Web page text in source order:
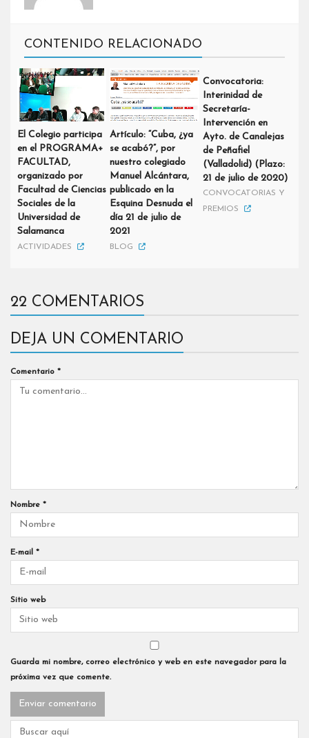
CONTENIDO RELACIONADO
El Colegio participa
en el PROGRAMA+
FACULTAD,
organizado por
Facultad de Ciencias
Sociales de la
Universidad de
Salamanca
ACTIVIDADES
Artículo: “Cuba, ¿ya
se acabó?”, por
nuestro colegiado
Manuel Alcántara,
publicado en la
Esquina Desnuda el
día 21 de julio de
2021
BLOG
Convocatoria:
Interinidad de
Secretaría-
Intervención en
Ayto. de Canalejas
de Peñafiel
(Valladolid) (Plazo:
21 de julio de 2020)
CONVOCATORIAS Y
PREMIOS
22 COMENTARIOS
DEJA UN COMENTARIO
Comentario *
Nombre *
E-mail *
Sitio web
Guarda mi nombre, correo electrónico y web en este navegador para la
próxima vez que comente.